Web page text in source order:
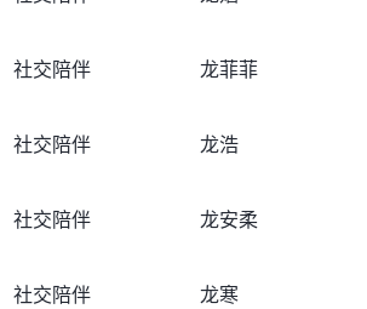
社交陪伴 龙菲菲
社交陪伴 龙浩
社交陪伴 龙安柔
社交陪伴 龙寒